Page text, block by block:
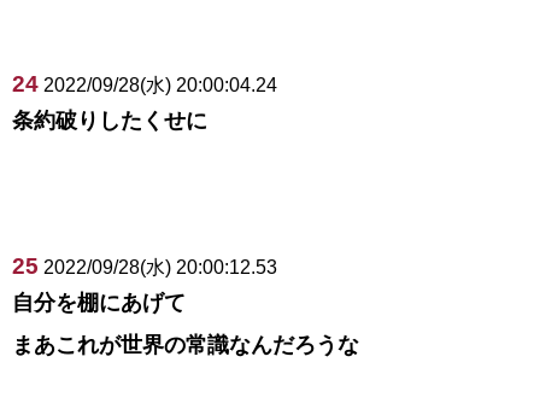
24 2022/09/28(水) 20:00:04.24
条約破りしたくせに
25 2022/09/28(水) 20:00:12.53
自分を棚にあげて
まあこれが世界の常識なんだろうな